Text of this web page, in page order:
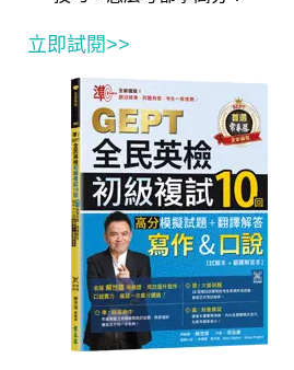
立即試閱>>